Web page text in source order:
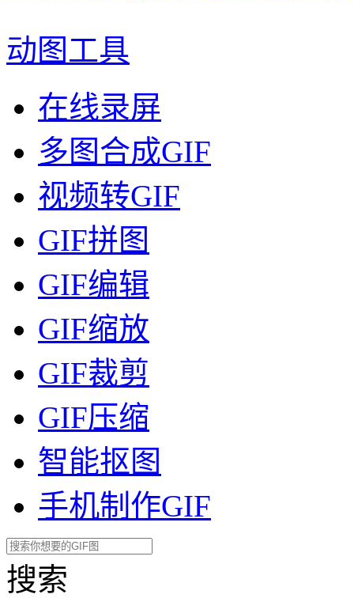
动图工具
在线录屏
多图合成GIF
视频转GIF
GIF拼图
GIF编辑
GIF缩放
GIF裁剪
GIF压缩
智能抠图
手机制作GIF
搜索